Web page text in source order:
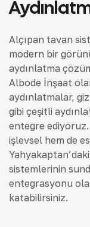
Alçıpan tavan
modern bir
aydınlatma
Albode İnşaat
aydınlatmalar,
gibi çeşitli
entegre ediyoruz.
işlevsel hem de
sistemlerinin
entegrasyonu
katabilirsiniz.